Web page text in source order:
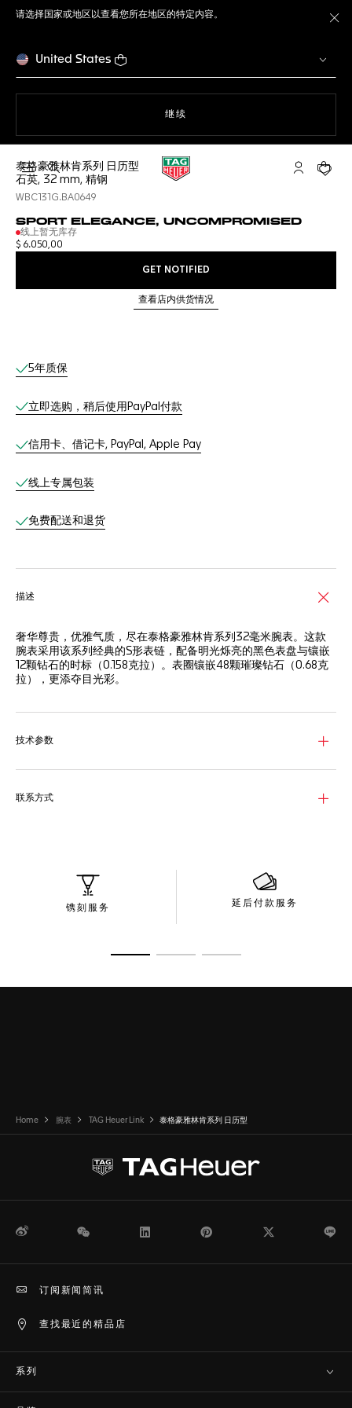
请选择国家或地区以查看您所在地区的特定内容。
United States
继续
打开搜索 My TAG您的
泰格豪雅林肯系列 日历型
石英, 32 mm, 精钢
WBC131G.BA0649
SPORT ELEGANCE, UNCOMPROMISED
线上暂无库存
$ 6.050,00
GET NOTIFIED
查看店内供货情况
线上服务
5年质保
立即选购，稍后使用PayPal付款
信用卡、借记卡, PayPal, Apple Pay
线上专属包装
免费配送和退货
描述
奢华尊贵，优雅气质，尽在泰格豪雅林肯系列32毫米腕表。这款
腕表采用该系列经典的S形表链，配备明光烁亮的黑色表盘与镶嵌
12颗钻石的时标（0.158克拉）。表圈镶嵌48颗璀璨钻石（0.68克
拉），更添夺目光彩。
技术参数
联系方式
镌刻服务 延后付款服务
Home 腕表 TAG Heuer Link 泰格豪雅林肯系列 日历型
微博 WeChat Pinterest
查找最近的精品店
订阅新闻简讯
系列